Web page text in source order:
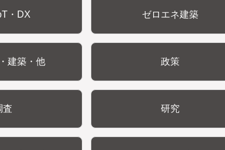
・DX ゼロエネ建築
建築・他 政策
査 研究